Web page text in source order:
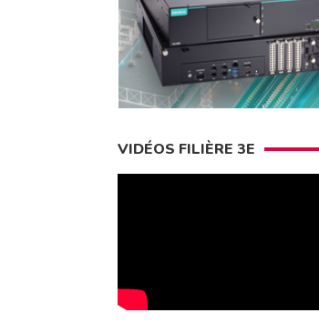
VIDÉOS FILIÈRE 3E